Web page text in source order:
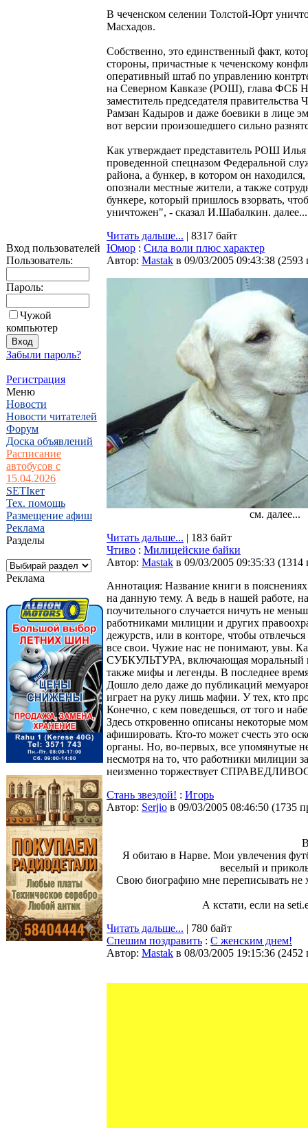
Вход пользователей
Пользователь:
Пароль:
Чужой
компьютер
Забыли пароль?
Регистрация
Меню
Новости
Новости читателей
Форум
Доска объявлений
Расписание
автобусов с
15.04.2026
SETIкет
Тех. помощь
Размещение афиш
Реклама
Разделы
Реклама
В чеченском селении Толстой-Юрт
Масхадов.
Собственно, это единственный факт,
стороны, причастные к чеченскому
оперативный штаб по управлению
на Северном Кавказе (РОШ), глава ФСБ
заместитель председателя правительства
Рамзан Кадыров и даже боевики в лице
вот версии произошедшего сильно
Как утверждает представитель РОШ
проведенной спецназом Федеральной
района, а бункер, в котором он
опознали местные жители, а также
бункере, который пришлось взорвать,
уничтожен", - сказал И.Шабалкин. далее...
Читать дальше... | 8317 байт
Юмор : Сила воли плюс характер
Автор: Мastak в 09/03/2005 09:43:38 (2593
см. далее...
Читать дальше... | 183 байт
Чтиво : Милицейские байки
Автор: Мastak в 09/03/2005 09:35:33 (1314
Аннотация: Название книги в
на данную тему. А ведь в нашей работе,
поучительного случается ничуть не
работниками милиции и других
дежурств, или в конторе, чтобы
все свои. Чужие нас не понимают, увы.
СУБКУЛЬТУРА, включающая моральный
также мифы и легенды. В последнее
Дошло дело даже до публикаций
играет на руку лишь мафии. У тех, кто
Конечно, с кем поведешься, от того и
Здесь откровенно описаны некоторые
афишировать. Кто-то может счесть это
органы. Но, во-первых, все упомянутые
несмотря на то, что работники милиции
неизменно торжествует
Стань звездой! : Игорь
Автор: Serjio в 09/03/2005 08:46:50 (1735
Я обитаю в Нарве. Мои увлечения
веселый и
Свою биографию мне переписывать не
А кстати, если на
Читать дальше... | 780 байт
Спешим поздравить : С женским днем!
Автор: Мastak в 08/03/2005 19:15:36 (2452